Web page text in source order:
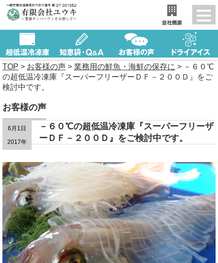
TOP > お客様の声 > 業務用の鮮魚・海鮮の保存に > －６０℃
の超低温冷凍庫『スーパーフリーザーＤＦ－２００Ｄ』をご
検討中です。
お客様の声
6月1日
2017年
－６０℃の超低温冷凍庫『スーパーフリーザ
ーＤＦ－２００Ｄ』をご検討中です。